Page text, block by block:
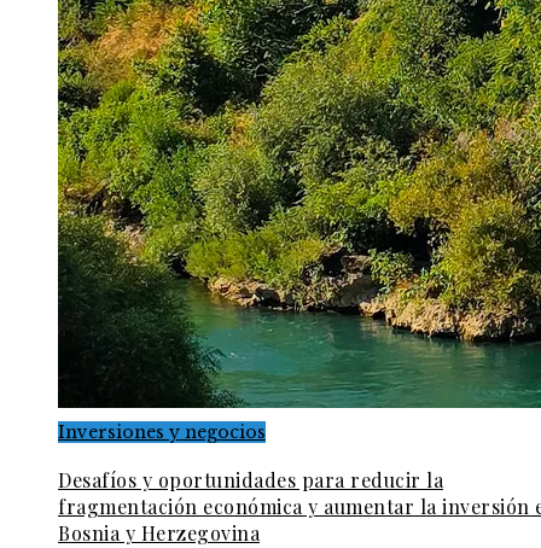
Inversiones y negocios
Desafíos y oportunidades para reducir la
fragmentación económica y aumentar la inversión
Bosnia y Herzegovina